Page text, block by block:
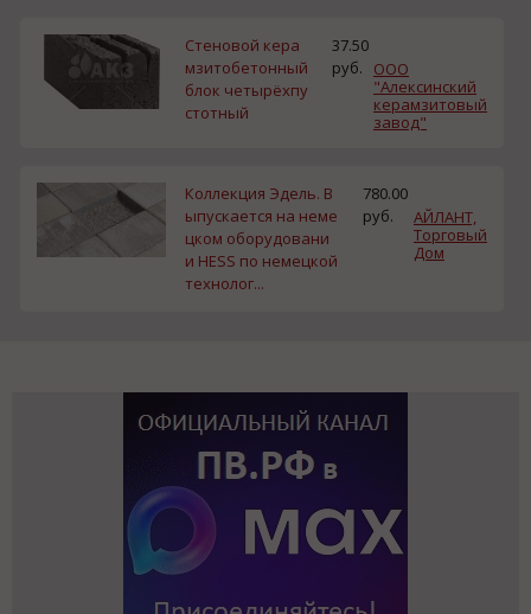
Стеновой кера
мзитобетонный
блок четырёхпу
стотный
37.50
руб.
ООО
"Алексинский
керамзитовый
завод"
Коллекция Эдель. В
ыпускается на неме
цком оборудовани
и HESS по немецкой
технолог...
780.00
руб.
АЙЛАНТ,
Торговый
Дом